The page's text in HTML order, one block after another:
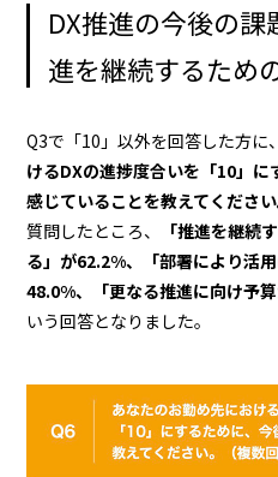
DX推進の今後の
進を継続するため
Q3で「10」以外を回答した方に、
けるDXの進捗度合いを「10」
感じていることを教えてください
質問したところ、
「推進を継続
る」が62.2%、「部署により活
48.0%、「更なる推進に向け予
いう回答となりました。